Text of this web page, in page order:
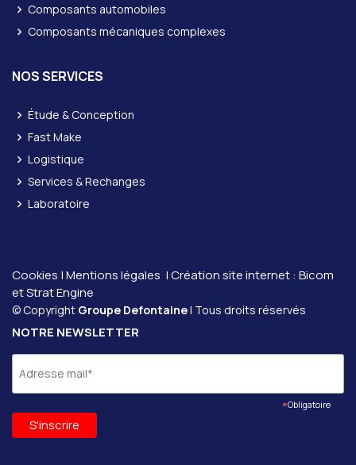
Composants automobiles
Composants mécaniques complexes
NOS SERVICES
Étude & Conception
Fast Make
Logistique
Services & Rechanges
Laboratoire
Cookies |Mentions légales | Création site internet : Bicom
etStrat Engine
© Copyright Groupe Defontaine| Tous droits réservés
NOTRE NEWSLETTER
*Obligatoire